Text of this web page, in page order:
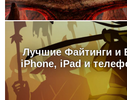
Лучшие Файтинги и
iPhone, iPad и